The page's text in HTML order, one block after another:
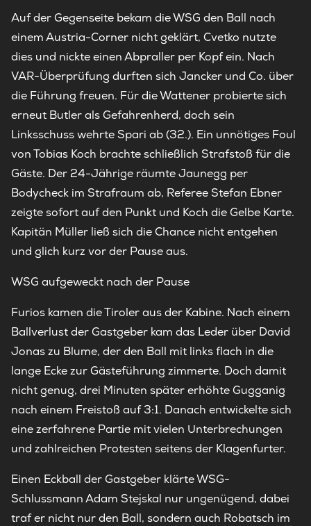
Auf der Gegenseite bekam die WSG den Ball nach
einem Austria-Corner nicht geklärt, Cvetko nutzte
dies und nickte einen Abpraller per Kopf ein. Nach
VAR-Überprüfung durften sich Jancker und Co. über
die Führung freuen. Für die Wattener probierte sich
erneut Butler als Gefahrenherd, doch sein
Linksschuss wehrte Spari ab (32.). Ein unnötiges Foul
von Tobias Koch brachte schließlich Strafstoß für die
Gäste. Der 24-Jährige räumte Jaunegg per
Bodycheck im Strafraum ab, Referee Stefan Ebner
zeigte sofort auf den Punkt und Koch die Gelbe Karte.
Kapitän Müller ließ sich die Chance nicht entgehen
und glich kurz vor der Pause aus.
WSG aufgeweckt nach der Pause
Furios kamen die Tiroler aus der Kabine. Nach einem
Ballverlust der Gastgeber kam das Leder über David
Jonas zu Blume, der den Ball mit links flach in die
lange Ecke zur Gästeführung zimmerte. Doch damit
nicht genug, drei Minuten später erhöhte Gugganig
nach einem Freistoß auf 3:1. Danach entwickelte sich
eine zerfahrene Partie mit vielen Unterbrechungen
und zahlreichen Protesten seitens der Klagenfurter.
Einen Eckball der Gastgeber klärte WSG-
Schlussmann Adam Stejskal nur ungenügend, dabei
traf er nicht nur den Ball, sondern auch Robatsch im